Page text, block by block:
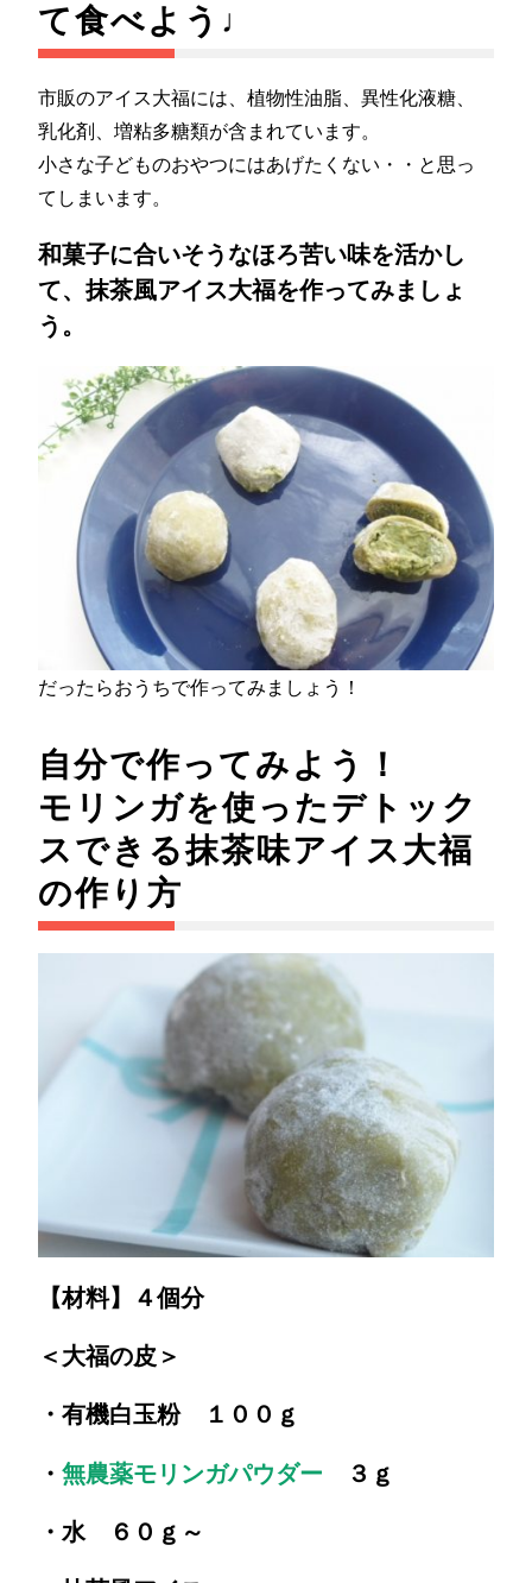
て食べよう♩
市販のアイス大福には、植物性油脂、異性化液糖、
乳化剤、増粘多糖類が含まれています。
小さな子どものおやつにはあげたくない・・と思っ
てしまいます。
和菓子に合いそうなほろ苦い味を活かし
て、抹茶風アイス大福を作ってみましょ
う。
だったらおうちで作ってみましょう！
自分で作ってみよう！
モリンガを使ったデトック
スできる抹茶味アイス大福
の作り方
【材料】４個分
＜大福の皮＞
・有機白玉粉 １００ｇ
・無農薬モリンガパウダー ３ｇ
・水 ６０ｇ～